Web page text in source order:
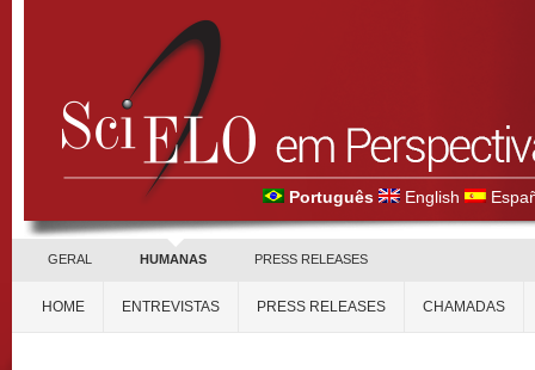
Português English
GERAL HUMANAS PRESS RELEASES
HOME ENTREVISTAS PRESS RELEASES CHAMADAS